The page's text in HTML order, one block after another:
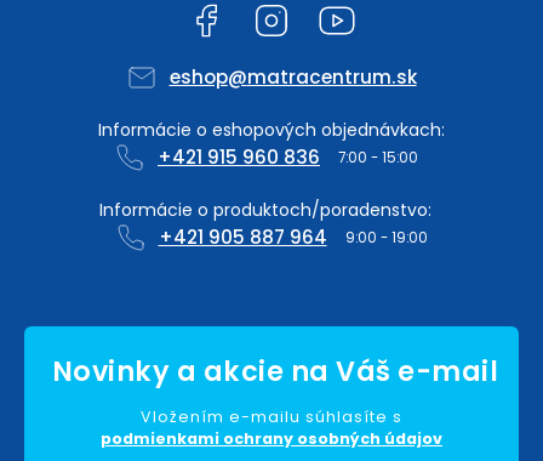
Facebook Instagram
eshop@matracentrum.sk
+421 915 960 836
+421 905 887 964
Vložením e-mailu súhlasíte s
podmienkami ochrany osobných údajov